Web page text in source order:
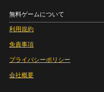
無料ゲームについて
利用規約
免責事項
プライバシーポリシー
会社概要